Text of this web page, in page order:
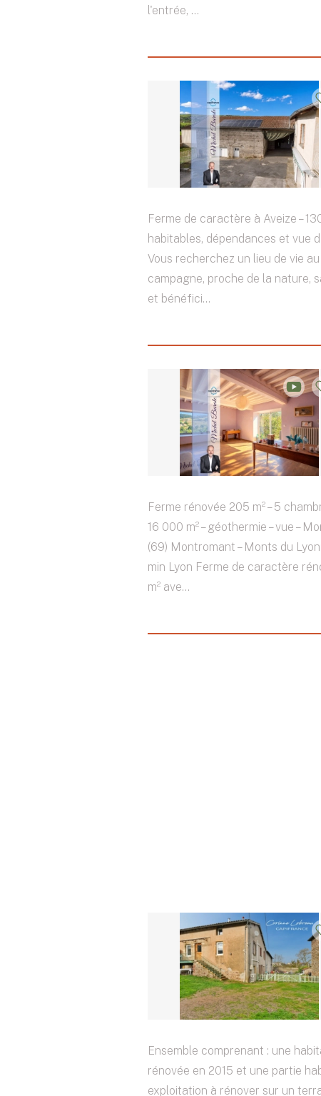
l'entrée, ...
Ferme de caractère à Aveize –
habitables, dépendances et vue
Vous recherchez un lieu de vie
campagne, proche de la nature,
et bénéfici...
Ferme rénovée 205 m² – 5
16 000 m² – géothermie – vue –
(69) Montromant – Monts du
min Lyon Ferme de caractère
m² ave...
Ensemble comprenant : une
rénovée en 2015 et une partie
exploitation à rénover sur un